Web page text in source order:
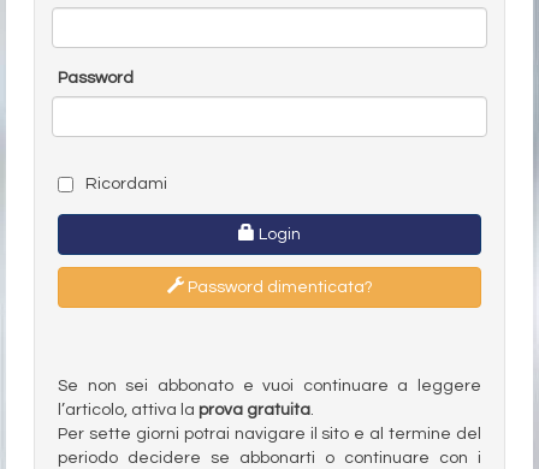
Password
Ricordami
Login
Password dimenticata?
Se non sei abbonato e vuoi continuare a leggere
l’articolo, attiva la prova gratuita.
Per sette giorni potrai navigare il sito e al termine del
periodo decidere se abbonarti o continuare con i